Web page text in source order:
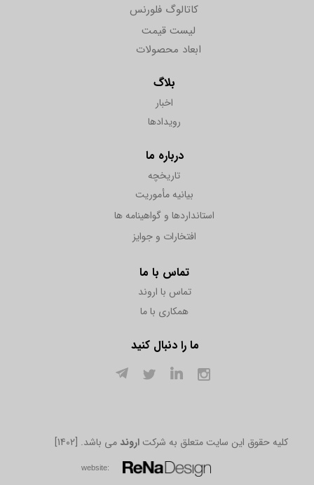
کاتالوگ فلورنس
بلاگ
اخبار
رویدادها
درباره ما
تاریخچه
بیانیه مأموریت
استانداردها و گواهینامه ها
افتخارات و جوایز
تماس با ما
تماس با اروند
همکاری با ما
ما را دنبال کنید
ابعاد محصولات
لیست قیمت
[1402] .کلیه حقوق این سایت متعلق به شرکت اروندمی باشد
w​​​​​​​ebsite: